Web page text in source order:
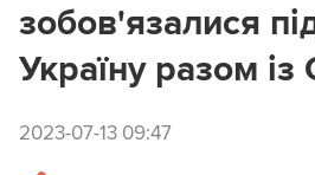
зобов'язалися
Україну разом із
2023-07-13 09:47